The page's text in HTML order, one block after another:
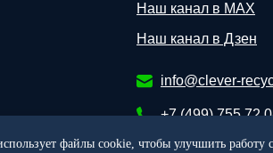
Наш канал в МАХ
Наш канал в Дзен
info@clever-
+7 (499) 755 72
+7 (925) 622 25
файлы cookie, чтобы улучшить работу